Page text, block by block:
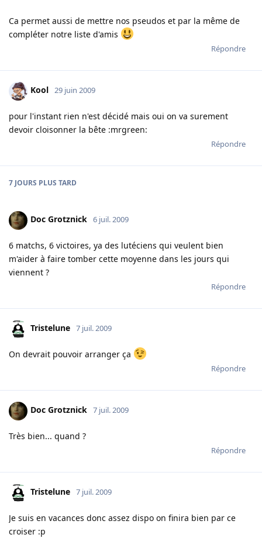
Ca permet aussi de mettre nos pseudos et par la même de
compléter notre liste d'amis
Répondre
Kool 29 juin 2009
pour l'instant rien n'est décidé mais oui on va surement
devoir cloisonner la bête :mrgreen:
Répondre
7 JOURS PLUS TARD
Doc Grotznick 6 juil. 2009
6 matchs, 6 victoires, ya des lutéciens qui veulent bien
m'aider à faire tomber cette moyenne dans les jours qui
viennent ?
Répondre
Tristelune 7 juil. 2009
On devrait pouvoir arranger ça
Répondre
Doc Grotznick 7 juil. 2009
Très bien... quand ?
Répondre
Tristelune 7 juil. 2009
Je suis en vacances donc assez dispo on finira bien par ce
croiser :p